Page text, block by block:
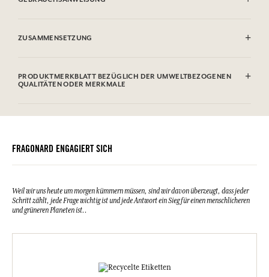
Maschinenwaschbar (30°)
100% baumwolle
und grüneren Planeten ist..